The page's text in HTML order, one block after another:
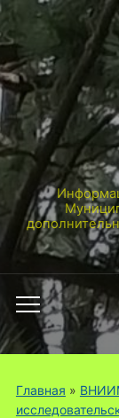
Переключить
мобильное
меню
Главная »